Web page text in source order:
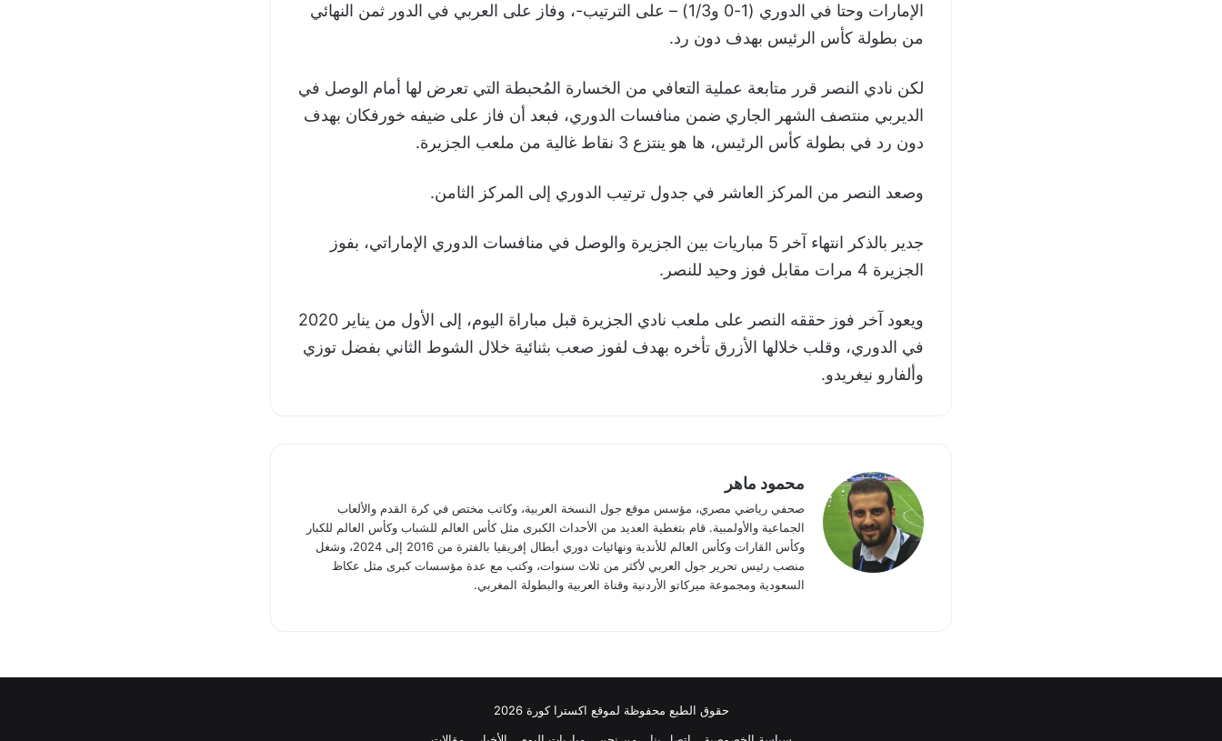
الإمارات وحتا في الدوري (1-0 و1/3) – على الترتيب-، وفاز على العربي في الدور ثمن النهائي
من بطولة كأس الرئيس بهدف دون رد.
لكن نادي النصر قرر متابعة عملية التعافي من الخسارة المُحبطة التي تعرض لها أمام الوصل في
الديربي منتصف الشهر الجاري ضمن منافسات الدوري، فبعد أن فاز على ضيفه خورفكان بهدف
دون رد في بطولة كأس الرئيس، ها هو ينتزع 3 نقاط غالية من ملعب الجزيرة.
وصعد النصر من المركز العاشر في جدول ترتيب الدوري إلى المركز الثامن.
جدير بالذكر انتهاء آخر 5 مباريات بين الجزيرة والوصل في منافسات الدوري الإماراتي، بفوز
الجزيرة 4 مرات مقابل فوز وحيد للنصر.
ويعود آخر فوز حققه النصر على ملعب نادي الجزيرة قبل مباراة اليوم، إلى الأول من يناير 2020
في الدوري، وقلب خلالها الأزرق تأخره بهدف لفوز صعب بثنائية خلال الشوط الثاني بفضل توزي
وألفارو نيغريدو.
محمود ماهر
صحفي رياضي مصري، مؤسس موقع جول النسخة العربية، وكاتب مختص في كرة القدم والألعاب
الجماعية والأولمبية. قام بتغطية العديد من الأحداث الكبرى مثل كأس العالم للشباب وكأس العالم للكبار
وكأس القارات وكأس العالم للأندية ونهائيات دوري أبطال إفريقيا بالفترة من 2016 إلى 2024، وشغل
منصب رئيس تحرير جول العربي لأكثر من ثلاث سنوات، وكتب مع عدة مؤسسات كبرى مثل عكاظ
السعودية ومجموعة ميركاتو الأردنية وقناة العربية والبطولة المغربي.
حقوق الطبع محفوظة لموقع اكسترا كورة 2026